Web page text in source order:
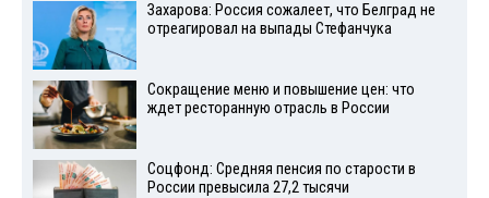
Захарова: Россия сожалеет, что Белград не
отреагировал на выпады Стефанчука
Сокращение меню и повышение цен: что
ждет ресторанную отрасль в России
Соцфонд: Средняя пенсия по старости в
России превысила 27,2 тысячи